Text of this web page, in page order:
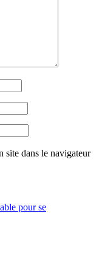
site dans le navigateur
pour se